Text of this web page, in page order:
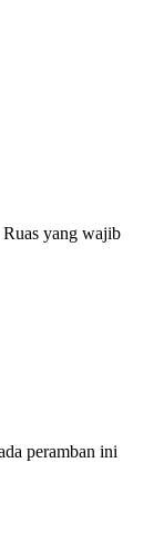
Ruas yang wajib
peramban ini